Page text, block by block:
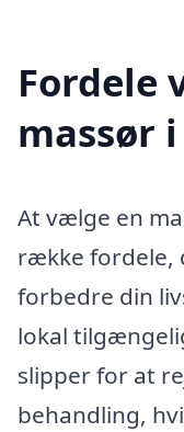
Fordele
massør
At vælge en
række fordele,
forbedre din
lokal
slipper for at
behandling,